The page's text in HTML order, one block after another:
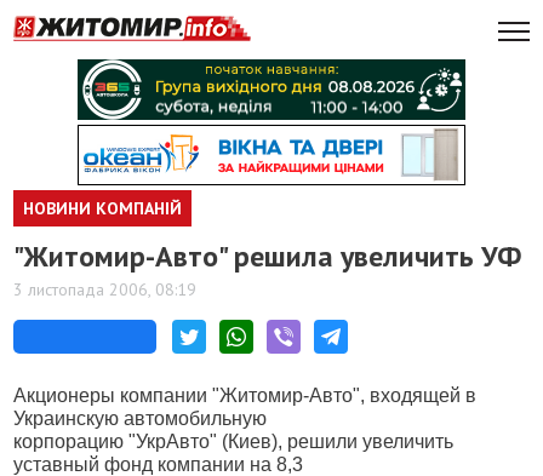
НОВИНИ КОМПАНІЙ
"Житомир-Авто" решила увеличить УФ
3 листопада 2006, 08:19
Акционеры компании "Житомир-Авто", входящей в
Украинскую автомобильную
корпорацию "УкрАвто" (Киев), решили увеличить
уставный фонд компании на 8,3